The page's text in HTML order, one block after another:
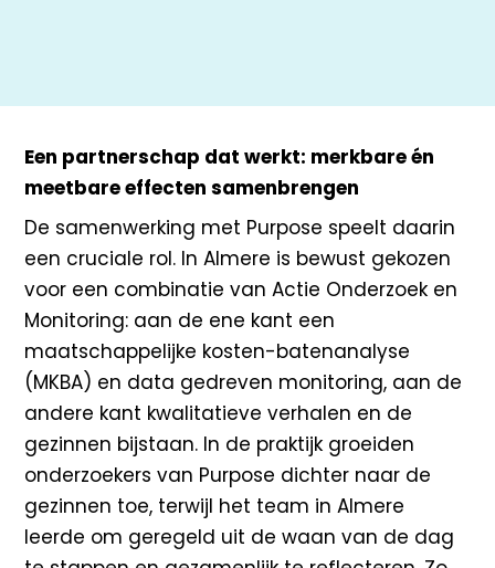
Een partnerschap dat werkt: merkbare én
meetbare effecten samenbrengen
De samenwerking met Purpose speelt daarin
een cruciale rol. In Almere is bewust gekozen
voor een combinatie van Actie Onderzoek en
Monitoring: aan de ene kant een
maatschappelijke kosten-batenanalyse
(MKBA) en data gedreven monitoring, aan de
andere kant kwalitatieve verhalen en de
gezinnen bijstaan. In de praktijk groeiden
onderzoekers van Purpose dichter naar de
gezinnen toe, terwijl het team in Almere
leerde om geregeld uit de waan van de dag